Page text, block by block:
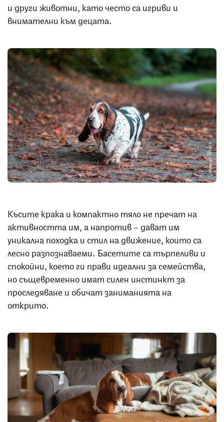
и други животни, като често са игриви и
внимателни към децата.
Снимка: iStock
Късите крака и компактно тяло не пречат на
активността им, а напротив – дават им
уникална походка и стил на движение, които са
лесно разпознаваеми. Басетите са търпеливи и
спокойни, което ги прави идеални за семейства,
но същевременно имат силен инстинкт за
проследяване и обичат заниманията на
открито.